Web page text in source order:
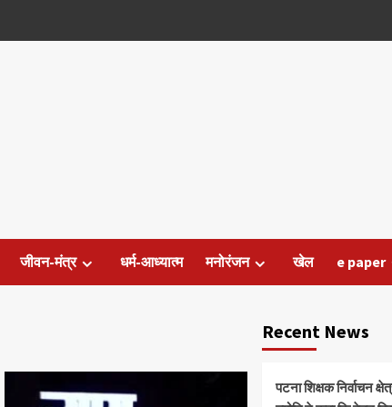
जीवन-मंत्र धर्म-आध्यात्म मनोरंजन खेल e paper
Recent News
पटना शिक्षक निर्वाचन